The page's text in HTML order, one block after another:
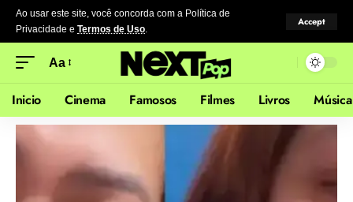
Ao usar este site, você concorda com a Política de
Privacidade e Termos de Uso.
Accept
Aa
Inicio Cinema Famosos Filmes Livros Música